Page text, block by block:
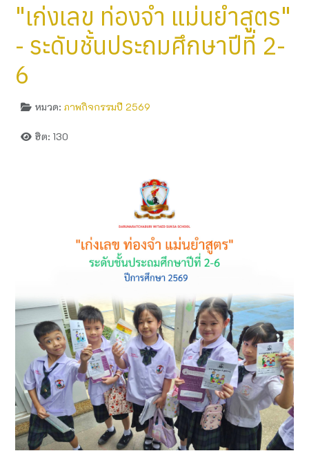
"เก่งเลข ท่องจำ แม่นยำสูตร"
- ระดับชั้นประถมศึกษาปีที่ 2-
6
หมวด: ภาพกิจกรรมปี 2569
ฮิต: 130